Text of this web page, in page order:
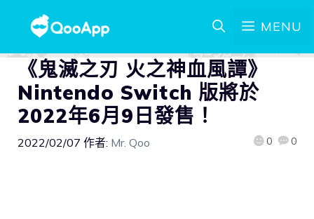
MENU
《鬼滅之刃 火之神血風譚》
Nintendo Switch 版將於
2022年6月9日發售！
2022/02/07 作者: Mr. Qoo 0 0